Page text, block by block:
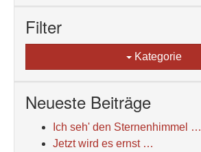
Filter
Kategorie
Neueste Beiträge
Ich seh' den Sternenhimmel …
Jetzt wird es ernst …